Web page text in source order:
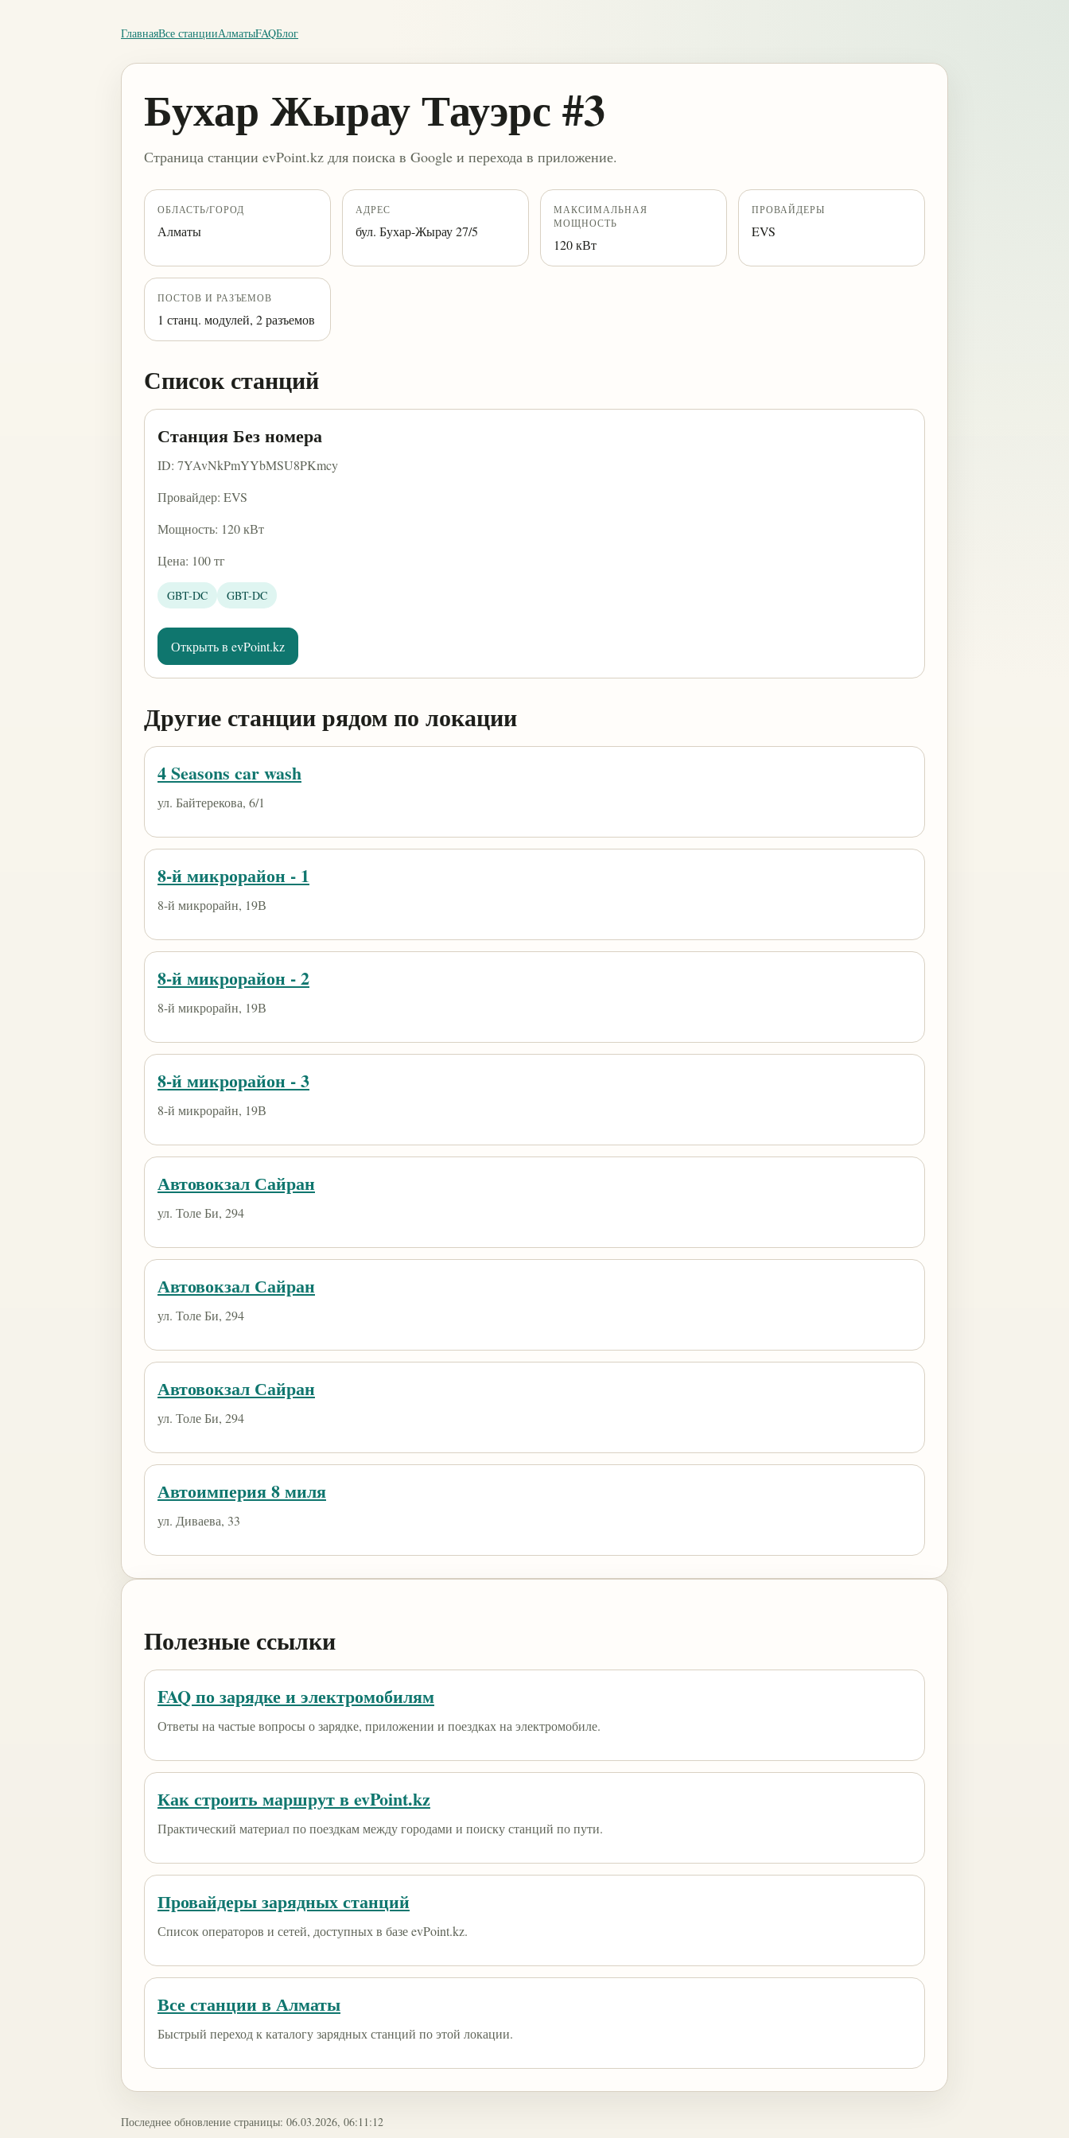
ГлавнаяВсе станцииАлматыFAQБлог
Бухар Жырау Тауэрс #3
Страница станции evPoint.kz для поиска в Google и перехода в приложение.
ОБЛАСТЬ/ГОРОД
Алматы
АДРЕС
бул. Бухар-Жырау 27/5
МАКСИМАЛЬНАЯ
МОЩНОСТЬ
120 кВт
ПРОВАЙДЕРЫ
EVS
ПОСТОВ И РАЗЪЕМОВ
1 станц. модулей, 2 разъемов
Список станций
Станция Без номера
ID: 7YAvNkPmYYbMSU8PKmcy
Провайдер: EVS
Мощность: 120 кВт
Цена: 100 тг
GBT-DC GBT-DC
Открыть в evPoint.kz
Другие станции рядом по локации
4 Seasons car wash
ул. Байтерекова, 6/1
8-й микрорайон - 1
8-й микрорайн, 19В
8-й микрорайон - 2
8-й микрорайн, 19В
8-й микрорайон - 3
8-й микрорайн, 19В
Автовокзал Сайран
ул. Толе Би, 294
Автовокзал Сайран
ул. Толе Би, 294
Автовокзал Сайран
ул. Толе Би, 294
Автоимперия 8 миля
ул. Диваева, 33
Полезные ссылки
FAQ по зарядке и электромобилям
Ответы на частые вопросы о зарядке, приложении и поездках на электромобиле.
Как строить маршрут в evPoint.kz
Практический материал по поездкам между городами и поиску станций по пути.
Провайдеры зарядных станций
Список операторов и сетей, доступных в базе evPoint.kz.
Все станции в Алматы
Быстрый переход к каталогу зарядных станций по этой локации.
Последнее обновление страницы: 06.03.2026, 06:11:12